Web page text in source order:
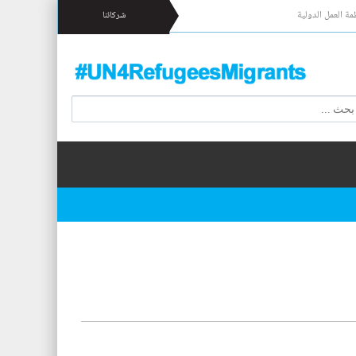
العمل الدولية شركائنا